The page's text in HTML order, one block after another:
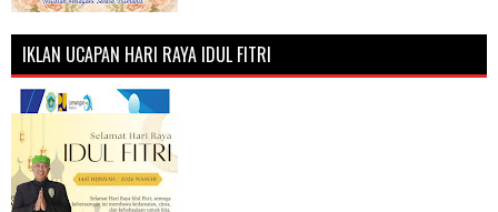
IKLAN UCAPAN HARI RAYA IDUL FITRI